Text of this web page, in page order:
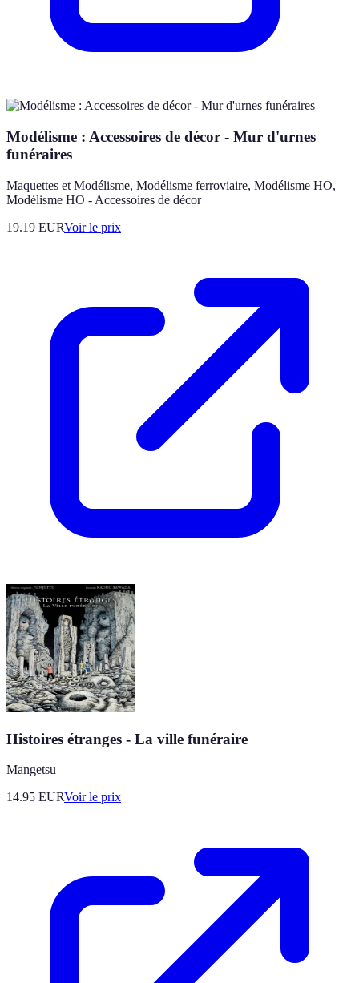
Modélisme : Accessoires de décor - Mur d'urnes
funéraires
Maquettes et Modélisme, Modélisme ferroviaire, Modélisme HO,
Modélisme HO - Accessoires de décor
19.19 EURVoir le prix
Histoires étranges - La ville funéraire
Mangetsu
14.95 EURVoir le prix